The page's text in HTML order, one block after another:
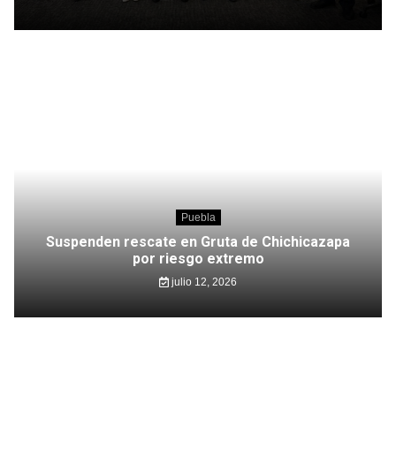
Puebla
Suspenden rescate en Gruta de Chichicazapa
por riesgo extremo
julio 12, 2026